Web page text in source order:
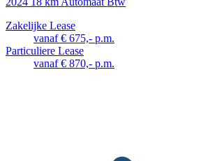
Zakelijke Lease
vanaf € 675,- p.m.
Particuliere Lease
vanaf € 870,- p.m.